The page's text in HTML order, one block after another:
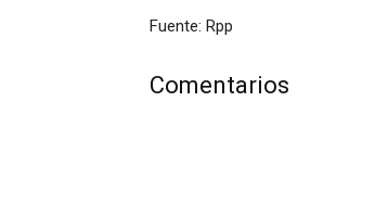
Fuente: Rpp
Comentarios